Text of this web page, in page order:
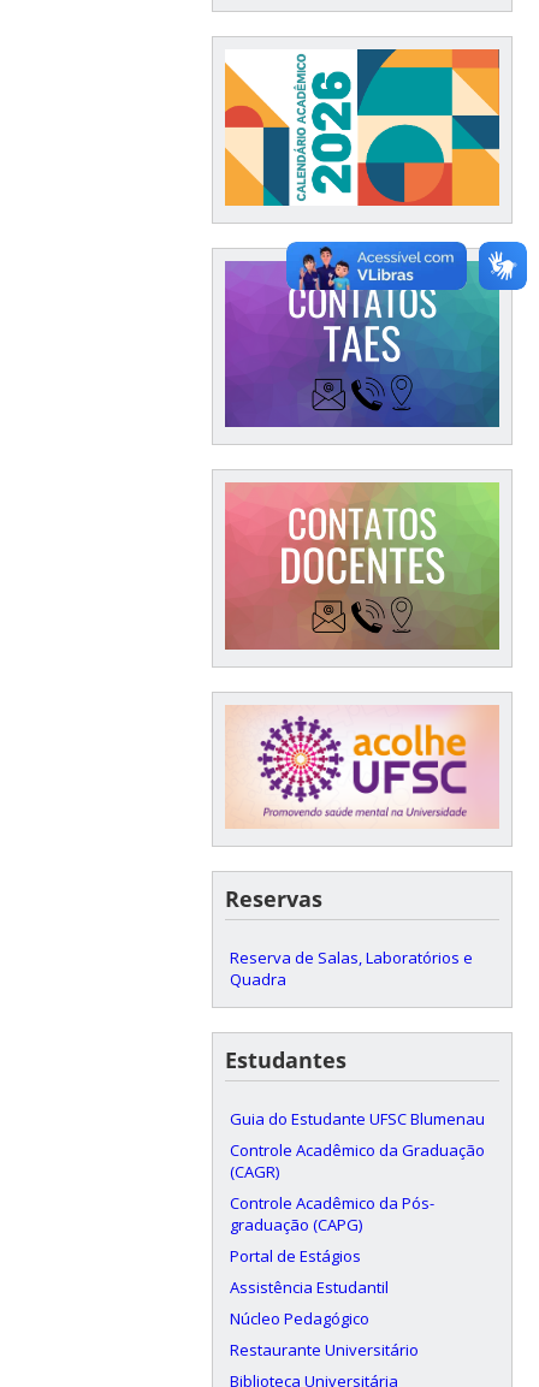
Reservas
Reserva de Salas, Laboratórios e
Quadra
Estudantes
Guia do Estudante UFSC Blumenau
Controle Acadêmico da Graduação
(CAGR)
Controle Acadêmico da Pós-
graduação (CAPG)
Portal de Estágios
Assistência Estudantil
Núcleo Pedagógico
Restaurante Universitário
Biblioteca Universitária